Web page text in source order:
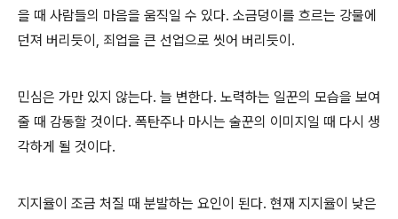
을 때 사람들의 마음을 움직일 수 있다. 소금덩이를 흐르는 강물에
던져 버리듯이 , 죄업을 큰 선업으로 씻어 버리듯이 .
민심은 가만 있지 않는다. 늘 변한다. 노력하는 일꾼의 모습을 보여
줄 때 감동할 것이다. 폭탄주나 마시는 술꾼의 이미지일 때 다시 생
각하게 될 것이다.
지지율이 조금 처질 때 분발하는 요인이 된다. 현재 지지율이 낮은